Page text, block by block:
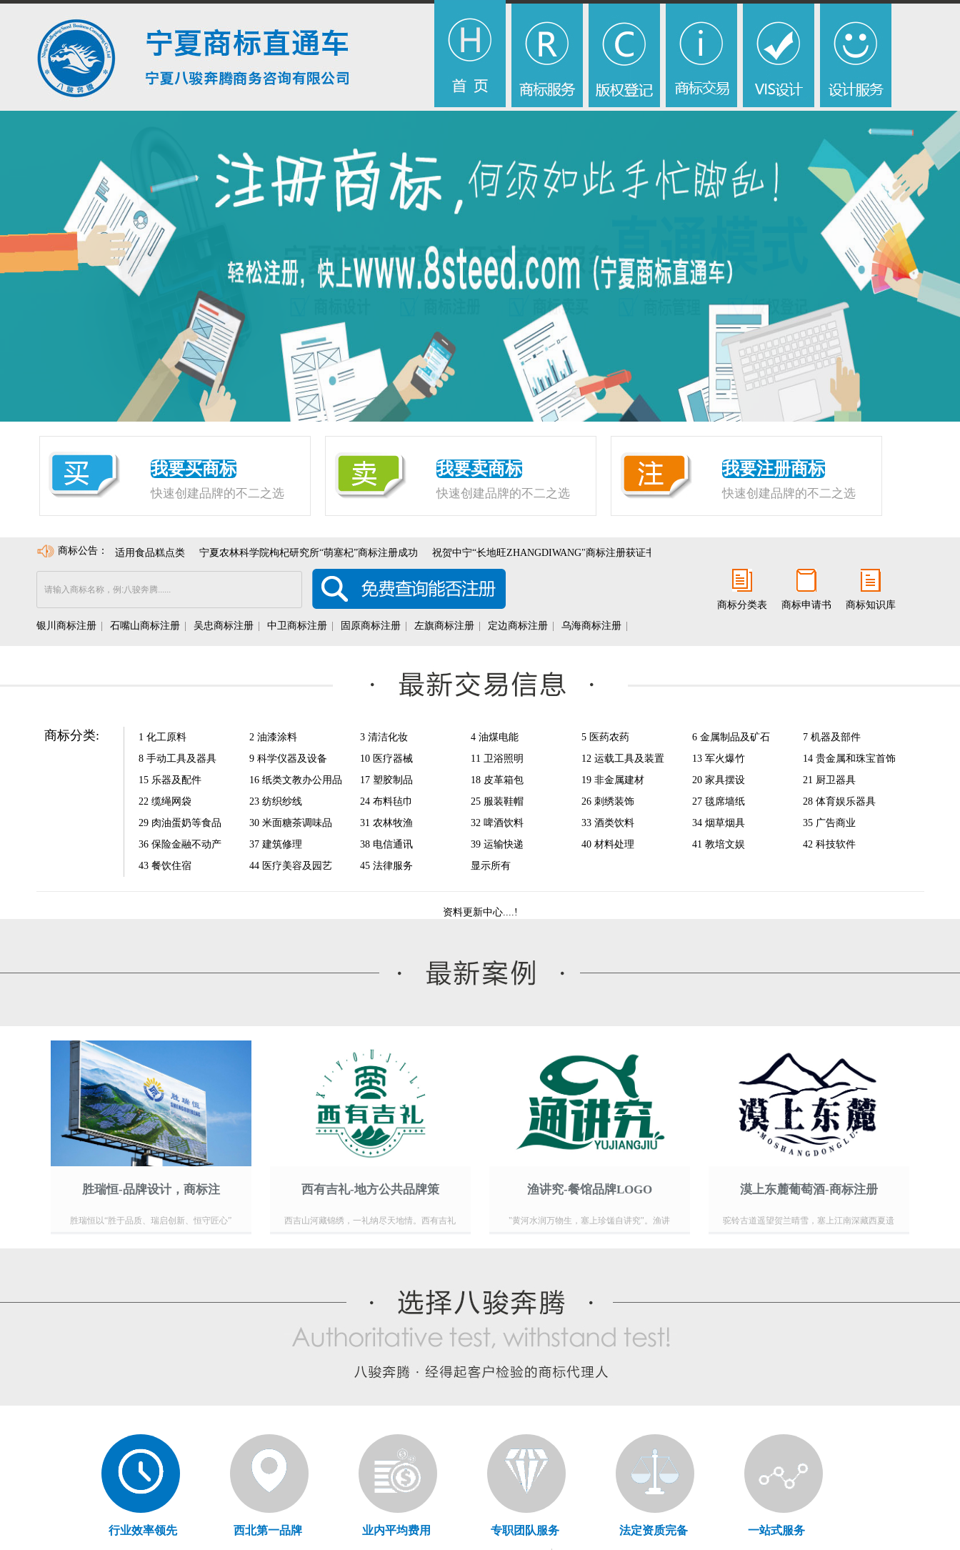
我要买商标
快速创建品牌的不二之选
我要卖商标
快速创建品牌的不二之选
我要注册商标
快速创建品牌的不二之选
商标公告：
十余年，状态良好，适用食品糕点类 宁夏农林科学院枸杞研究所“萌塞杞”商标注册成功 祝贺中宁“长地旺ZHANGDIWANG"商标注册获证书
银川商标注册 石嘴山商标注册 吴忠商标注册 中卫商标注册 固原商标注册 左旗商标注册 定边商标注册 乌海商标注册
商标分类表 商标申请书 商标知识库
商标分类: 1 化工原料 2 油漆涂料 3 清洁化妆 4 油煤电能 5 医药农药 6 金属制品及矿石
7 机器及部件
8 手动工具及器具
9 科学仪器及设备 10 医疗器械 11 卫浴照明 12 运载工具及装置 13 军火爆竹
14 贵金属和珠宝首饰
15 乐器及配件
16 纸类文教办公用品 17 塑胶制品 18 皮革箱包 19 非金属建材 20 家具摆设
21 厨卫器具
22 缆绳网袋
23 纺织纱线 24 布料毡巾 25 服装鞋帽 26 刺绣装饰 27 毯席墙纸
28 体育娱乐器具
29 肉油蛋奶等食品
30 米面糖茶调味品 31 农林牧渔 32 啤酒饮料 33 酒类饮料 34 烟草烟具
35 广告商业
36 保险金融不动产
37 建筑修理 38 电信通讯 39 运输快递 40 材料处理 41 教培文娱
42 科技软件
43 餐饮住宿
44 医疗美容及园艺 45 法律服务 显示所有
资料更新中心....!
胜瑞恒-品牌设计，商标注
胜瑞恒以“胜于品质、瑞启创新、恒守匠心”
西有吉礼-地方公共品牌策
西吉山河藏锦绣，一礼纳尽天地情。西有吉礼
渔讲究-餐馆品牌LOGO
"黄河水润万物生，塞上珍馐自讲究"。渔讲
漠上东麓葡萄酒-商标注册
驼铃古道遥望贺兰晴雪，塞上江南深藏西夏遗
行业效率领先 西北第一品牌 业内平均费用 专职团队服务 法定资质完备 一站式服务